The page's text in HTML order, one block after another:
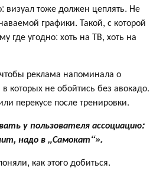
тоже должен цеплять. Не
графики. Такой, с которой
где угодно: хоть на ТВ, хоть на
реклама напоминала о
которых не обойтись без авокадо.
перекусе после тренировки.
у пользователя ассоциацию:
надо в „Самокат“».
как этого добиться.